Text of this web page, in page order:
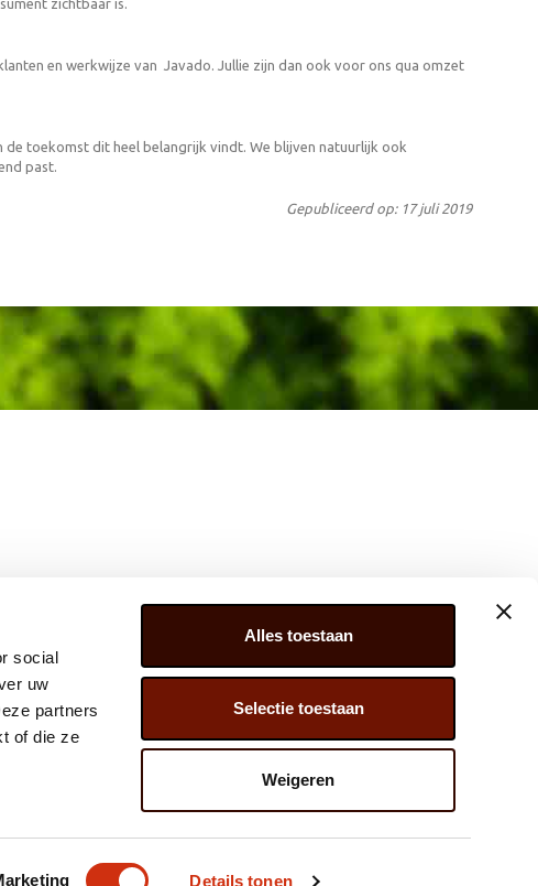
social
uw
partners
of die ze
Details tonen
Alles toestaan
Selectie toestaan
Weigeren
en werkwijze van Javado. Jullie zijn dan ook voor ons qua omzet
de toekomst dit heel belangrijk vindt. We blijven natuurlijk ook
past.
Gepubliceerd op: 17 juli 2019
JUPITER 279, 2675 LW, HONSELERSDIJK,
NL
INFO@JAVADOPLANT.COM